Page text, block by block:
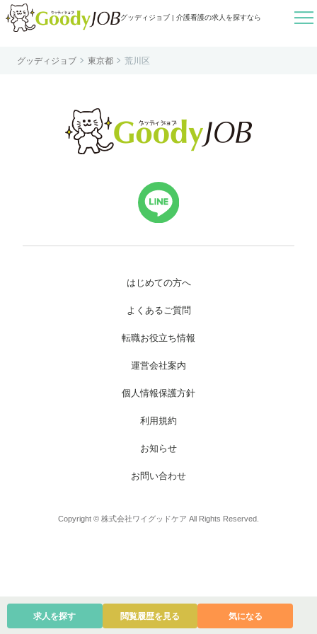
グッディジョブ | 介護看護の求人を探すなら 
はじめての方へ
運営会社案内
お知らせ
お問い合わせ
お電話でのお問い合わせ メールでのお問い合わせ
グッディジョブ  東京都  荒川区
はじめての方へ
よくあるご質問
転職お役立ち情報
運営会社案内
個人情報保護方針
利用規約
お知らせ
お問い合わせ
Copyright © 株式会社ワイグッドケア All Rights Reserved.
求人を探す 閲覧履歴を見る 気になる